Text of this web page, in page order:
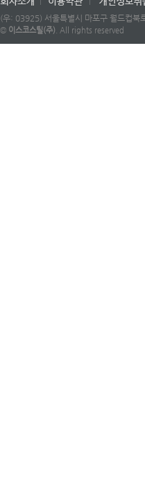
(우: 03925) 서울특별시 마포구 월드컵
© 이스코스틸(주) . All rights reserved